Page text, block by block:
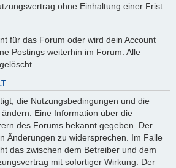
ohne Einhaltung einer Frist
für das Forum oder wird dein Account
Postings weiterhin im Forum. Alle
die Nutzungsbedingungen und die
Eine Information über die
des Forums bekannt gegeben. Der
Änderungen zu widersprechen. Im Falle
das zwischen dem Betreiber und dem
mit sofortiger Wirkung. Der